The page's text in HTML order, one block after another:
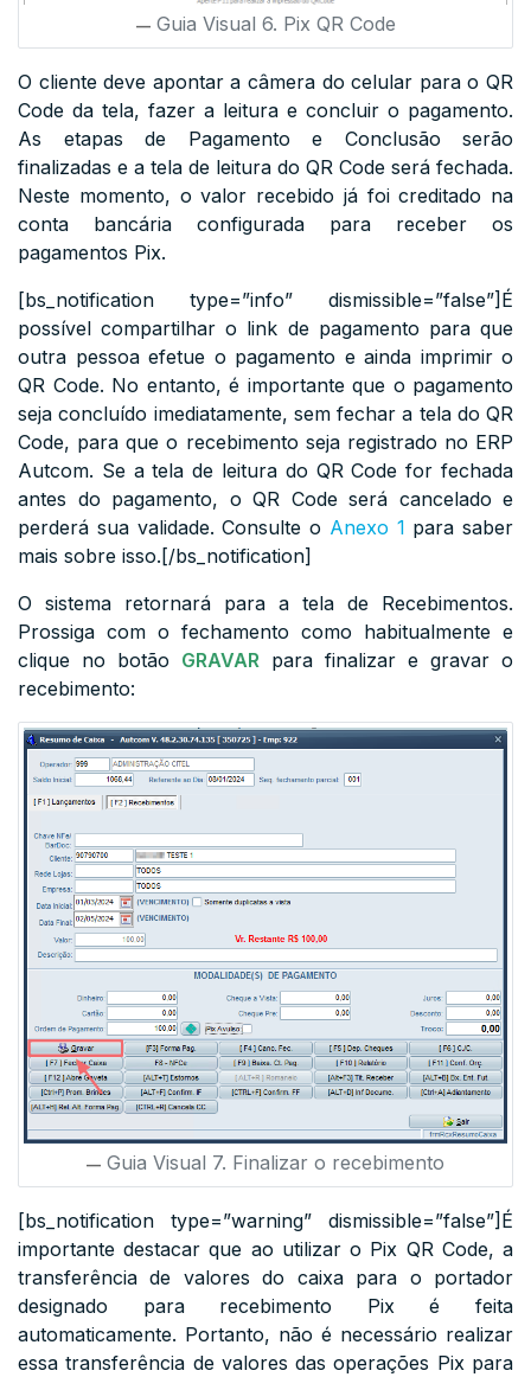
Guia Visual 6. Pix QR Code
O cliente deve apontar a câmera do celular para o QR
Code da tela, fazer a leitura e concluir o pagamento.
As etapas de Pagamento e Conclusão serão
finalizadas e a tela de leitura do QR Code será fechada.
Neste momento, o valor recebido já foi creditado na
conta bancária configurada para receber os
pagamentos Pix.
[bs_notification type=”info” dismissible=”false”]É
possível compartilhar o link de pagamento para que
outra pessoa efetue o pagamento e ainda imprimir o
QR Code. No entanto, é importante que o pagamento
seja concluído imediatamente, sem fechar a tela do QR
Code, para que o recebimento seja registrado no ERP
Autcom. Se a tela de leitura do QR Code for fechada
antes do pagamento, o QR Code será cancelado e
perderá sua validade. Consulte o Anexo 1 para saber
mais sobre isso.[/bs_notification]
O sistema retornará para a tela de Recebimentos.
Prossiga com o fechamento como habitualmente e
clique no botão GRAVAR para finalizar e gravar o
recebimento:
Guia Visual 7. Finalizar o recebimento
[bs_notification type=”warning” dismissible=”false”]É
importante destacar que ao utilizar o Pix QR Code, a
transferência de valores do caixa para o portador
designado para recebimento Pix é feita
automaticamente. Portanto, não é necessário realizar
essa transferência de valores das operações Pix para